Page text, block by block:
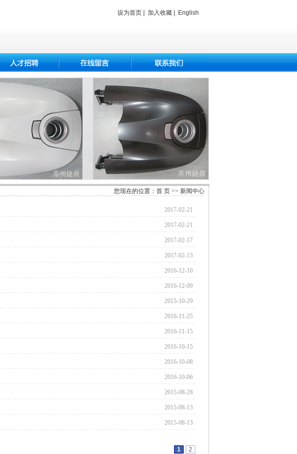
设为首页| 加入收藏| English
您现在的位置： 首 页 >> 新闻中心
2017-02-21
2017-02-21
2017-02-17
2017-02-13
2016-12-10
2016-12-09
2015-10-29
2016-11-25
2016-11-15
2016-10-15
2016-10-08
2016-10-06
2015-08-28
2015-08-13
2015-08-13
1 2